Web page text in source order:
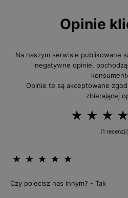
Opinie
Na naszym serwisie publikowane
negatywne opinie,
Opinie te są akceptowane
zbierającej
(1 recenzji)
Czy polecisz nas innym? - Tak